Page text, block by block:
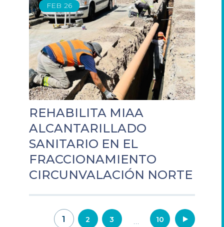
FEB 26
REHABILITA MIAA
ALCANTARILLADO
SANITARIO EN EL
FRACCIONAMIENTO
CIRCUNVALACIÓN NORTE
Navegación
1 2 3 … 10